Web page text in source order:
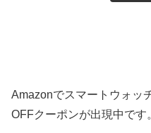
Amazonでスマートウォッ
OFFクーポンが出現中です